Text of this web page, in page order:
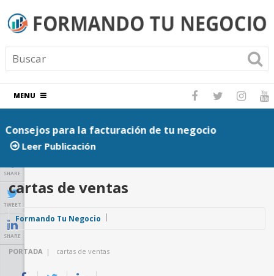
MENU
Consejos para la facturación de tu negocio
Leer Publicación
SHARE
TWEET
SHARE
cartas de ventas
Formando Tu Negocio
PORTADA | cartas de ventas